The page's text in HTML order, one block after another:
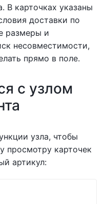
В карточках указаны
доставки по
размеры и
несовместимости,
прямо в поле.
с узлом
узла, чтобы
просмотру карточек
артикул: